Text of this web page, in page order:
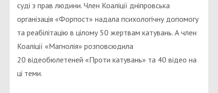
суді з прав людини. Член Коаліції дніпровська
організація «Форпост» надала психологічну допомогу
та реабілітацію в цілому 50 жертвам катувань. А член
Коаліції «Магнолія» розповсюдила
20 відеобюлетеней «Проти катувань» та 40 відео на
ці теми.